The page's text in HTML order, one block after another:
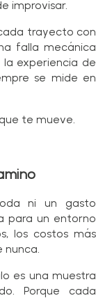
improvisar.
trayecto con
falla mecánica
experiencia de
se mide en
te mueve.
ni un gasto
para un entorno
los costos más
nunca.
es una muestra
Porque cada